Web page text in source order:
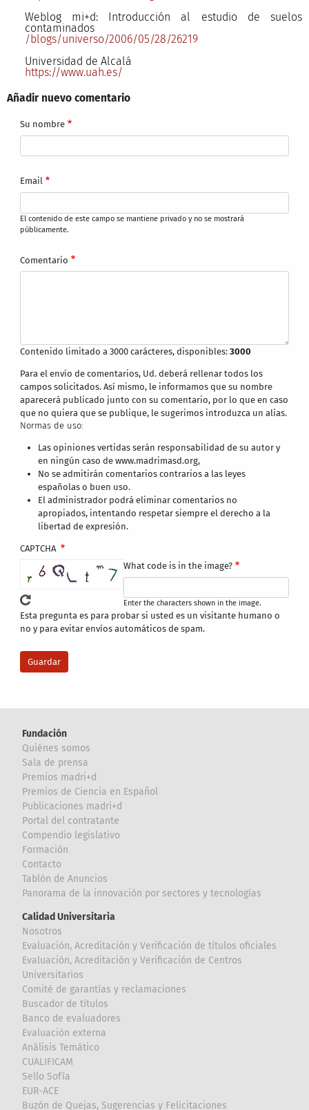
Weblog mi+d: Introducción al estudio de suelos
contaminados
/blogs/universo/2006/05/28/26219
Universidad de Alcalá
https://www.uah.es/
Añadir nuevo comentario
Su nombre
Email
El contenido de este campo se mantiene privado y no se mostrará
públicamente.
Comentario
Contenido limitado a 3000 carácteres, disponibles:3000
Para el envío de comentarios, Ud. deberá rellenar todos los
campos solicitados. Así mismo, le informamos que su nombre
aparecerá publicado junto con su comentario, por lo que en caso
que no quiera que se publique, le sugerimos introduzca un alias.
Normas de uso:
Las opiniones vertidas serán responsabilidad de su autor y
en ningún caso de www.madrimasd.org,
No se admitirán comentarios contrarios a las leyes
españolas o buen uso.
El administrador podrá eliminar comentarios no
apropiados, intentando respetar siempre el derecho a la
libertad de expresión.
CAPTCHA
What code is in the image?
Enter the characters shown in the image.
Esta pregunta es para probar si usted es un visitante humano o
no y para evitar envíos automáticos de spam.
Fundación
Quiénes somos
Sala de prensa
Premios madri+d
Premios de Ciencia en Español
Publicaciones madri+d
Portal del contratante
Compendio legislativo
Formación
Contacto
Tablón de Anuncios
Panorama de la innovación por sectores y tecnologías
Calidad Universitaria
Nosotros
Evaluación, Acreditación y Verificación de títulos oficiales
Evaluación, Acreditación y Verificación de Centros
Universitarios
Comité de garantías y reclamaciones
Buscador de títulos
Banco de evaluadores
Evaluación externa
Análisis Temático
CUALIFICAM
Sello Sofía
EUR-ACE
Buzón de Quejas, Sugerencias y Felicitaciones